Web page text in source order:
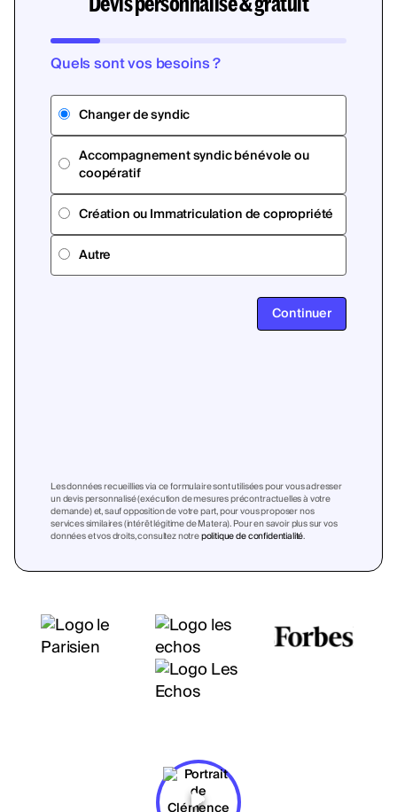
Quels sont vos besoins ?
Changer de syndic
Accompagnement syndic bénévole ou
coopératif
Création ou Immatriculation de copropriété
Autre
Continuer
Les données recueillies via ce formulaire sont utilisées pour vous adresser
un devis personnalisé (exécution de mesures précontractuelles à votre
demande) et, sauf opposition de votre part, pour vous proposer nos
services similaires (intérêt légitime de Matera). Pour en savoir plus sur vos
données et vos droits, consultez notrepolitique de confidentialité.